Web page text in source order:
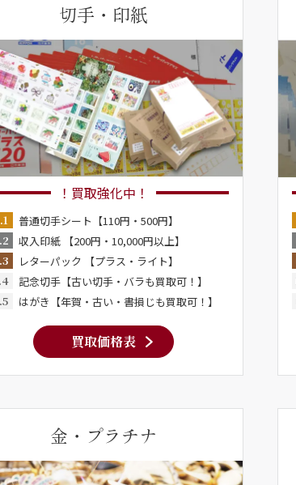
切手・印紙
！買取強化中！
普通切手シート【110円・500円】
収入印紙 【200円・10,000円以上】
レターパック 【プラス・ライト】
記念切手【古い切手・バラも買取可！】
はがき【年賀・古い・書損じも買取可！】
買取価格表
金・プラチナ